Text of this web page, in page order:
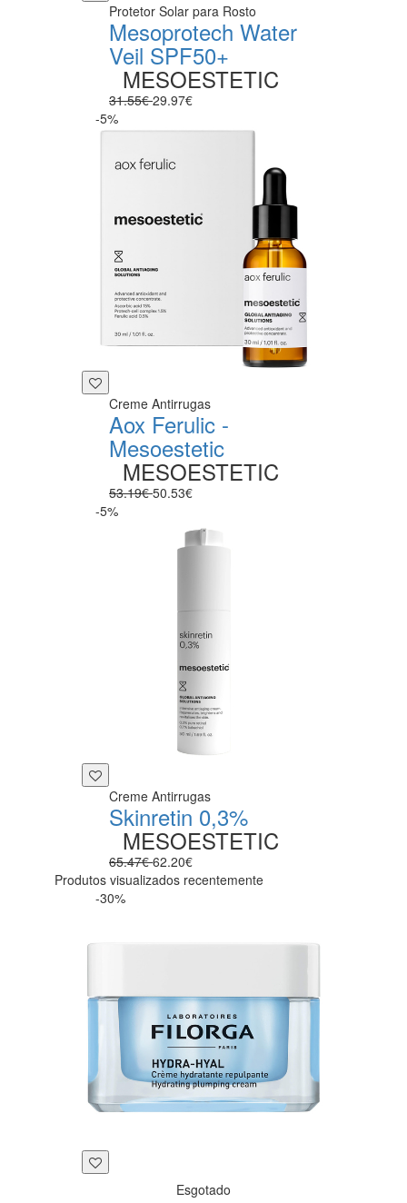
Protetor Solar para Rosto
Mesoprotech Water
Veil SPF50+
MESOESTETIC
31.55€29.97€
-5%
Creme Antirrugas
Aox Ferulic -
Mesoestetic
MESOESTETIC
53.19€50.53€
-5%
Creme Antirrugas
Skinretin 0,3%
MESOESTETIC
65.47€62.20€
Produtos visualizados recentemente
-30%
Esgotado